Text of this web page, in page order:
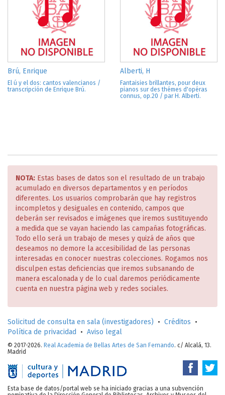
Brú, Enrique
El ú y el dos: cantos valencianos /
transcripción de Enrique Brú.
Alberti, H
Fantaisies brillantes, pour deux
pianos sur des thémes d'opéras
connus, op.20 / par H. Alberti.
NOTA: Estas bases de datos son el resultado de un trabajo
acumulado en diversos departamentos y en períodos
diferentes. Los usuarios comprobarán que hay registros
incompletos y desiguales en contenido, campos que
deberán ser revisados e imágenes que iremos sustituyendo
a medida que se vayan haciendo las campañas fotográficas.
Todo ello será un trabajo de meses y quizá de años que
deseamos no demore la accesibilidad de las personas
interesadas en conocer nuestras colecciones. Rogamos nos
disculpen estas deficiencias que iremos subsanando de
manera escalonada y de lo cual daremos periódicamente
cuenta en nuestra página web y redes sociales.
Solicitud de consulta en sala (investigadores) • Créditos •
Política de privacidad
• Aviso legal
© 2017-2026. Real Academia de Bellas Artes de San Fernando. c/ Alcalá, 13.
Madrid
Esta base de datos/portal web se ha iniciado gracias a una subvención